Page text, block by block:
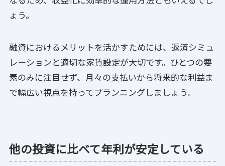
ょう。
融資におけるメリットを活かすためには、返済シミュ
レーションと適切な家賃設定が大切です。ひとつの要
素のみに注目せず、月々の支払いから将来的な利益ま
で幅広い視点を持ってプランニングしましょう。
他の投資に比べて年利が安定している